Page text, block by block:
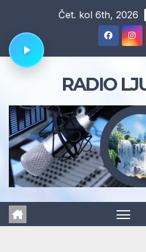
content
Čet. kol 6th, 2026
RADIO